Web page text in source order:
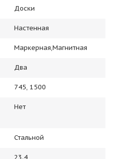
Доски
Настенная
Маркерная,Магнитная
Два
745, 1500
Нет
Стальной
23.4